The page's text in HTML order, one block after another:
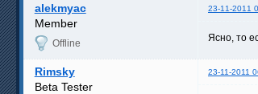
alekmyac 23-11-2011
Member
Offline Ясно, то
Rimsky 23-11-2011
Beta Tester